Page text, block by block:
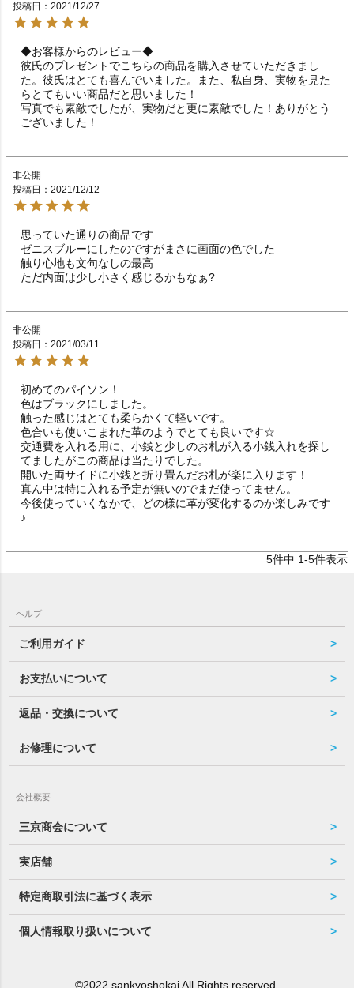
投稿日
2021/12/27
◆お客様からのレビュー◆
彼氏のプレゼントでこちらの商品を購入させていただきまし
た。彼氏はとても喜んでいました。また、私自身、実物を見た
らとてもいい商品だと思いました！
写真でも素敵でしたが、実物だと更に素敵でした！ありがとう
ございました！
非公開
投稿日
2021/12/12
思っていた通りの商品です
ゼニスブルーにしたのですがまさに画面の色でした
触り心地も文句なしの最高
非公開
投稿日
2021/03/11
初めてのパイソン！
色はブラックにしました。
触った感じはとても柔らかくて軽いです。
色合いも使いこまれた革のようでとても良いです☆
交通費を入れる用に、小銭と少しのお札が入る小銭入れを探し
てましたがこの商品は当たりでした。
開いた両サイドに小銭と折り畳んだお札が楽に入ります！
真ん中は特に入れる予定が無いのでまだ使ってません。
今後使っていくなかで、どの様に革が変化するのか楽しみです
♪
5件中 1-5件表示
ヘルプ
ご利用ガイド
お支払いについて
返品・交換について
お修理について
会社概要
三京商会について
実店舗
特定商取引法に基づく表示
個人情報取り扱いについて
©2022 sankyoshokai All Rights reserved.